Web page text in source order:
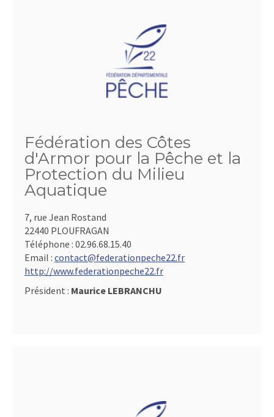
Fédération des Côtes
d'Armor pour la Pêche et la
Protection du Milieu
Aquatique
7, rue Jean Rostand
22440 PLOUFRAGAN
Téléphone : 02.96.68.15.40
Email : contact@federationpeche22.fr
http://www.federationpeche22.fr
Président : Maurice LEBRANCHU